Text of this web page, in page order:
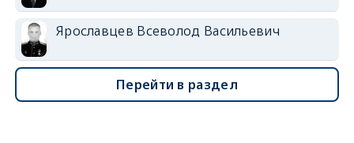
Ярославцев Всеволод Васильевич
Перейти в раздел